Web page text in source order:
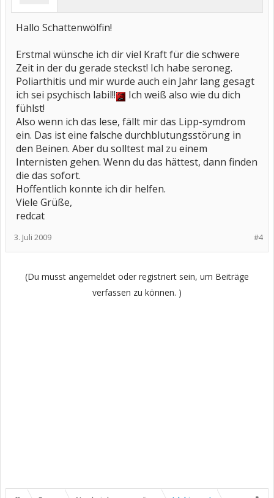
Hallo Schattenwölfin!
Erstmal wünsche ich dir viel Kraft für die schwere
Zeit in der du gerade steckst! Ich habe seroneg.
Poliarthitis und mir wurde auch ein Jahr lang gesagt
ich sei psychisch labil!!
Ich weiß also wie du dich
fühlst!
Also wenn ich das lese, fällt mir das Lipp-symdrom
ein. Das ist eine falsche durchblutungsstörung in
den Beinen. Aber du solltest mal zu einem
Internisten gehen. Wenn du das hättest, dann finden
die das sofort.
Hoffentlich konnte ich dir helfen.
Viele Grüße,
redcat
#4
3. Juli 2009
(Du musst angemeldet oder registriert sein, um Beiträge
verfassen zu können. )